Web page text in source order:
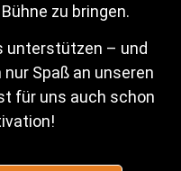
zu bringen.
unterstützen – und
Spaß an unseren
für uns auch schon